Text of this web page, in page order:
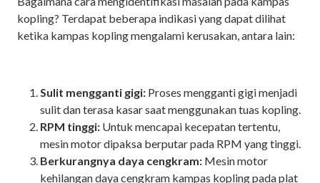
kopling? Terdapat beberapa indikasi yang dapat dilihat
ketika kampas kopling mengalami kerusakan, antara lain:
Sulit mengganti gigi: Proses mengganti gigi menjadi
sulit dan terasa kasar saat menggunakan tuas kopling.
RPM tinggi: Untuk mencapai kecepatan tertentu,
mesin motor dipaksa berputar pada RPM yang tinggi.
Berkurangnya daya cengkram: Mesin motor
kehilangan daya cengkram kampas kopling pada plat